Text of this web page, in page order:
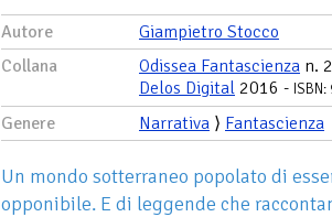
Autore
Giampietro Stocco
Collana
Odissea Fantascienza n.
Delos Digital 2016 -
Genere Narrativa ⟩ Fantascienza
Un mondo sotterraneo popolato di
opponibile. E di leggende che